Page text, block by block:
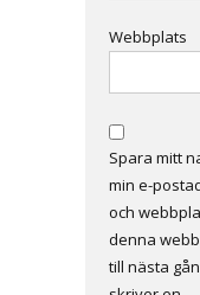
Webbplats
Spara mitt
min e-
och
denna
till nästa